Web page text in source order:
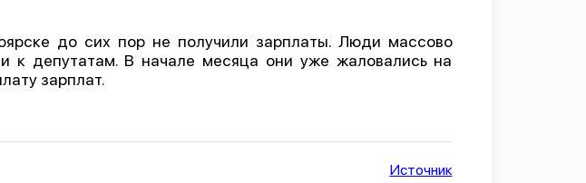
до сих пор не получили зарплаты. Люди массово
к депутатам. В начале месяца они уже жаловались на
зарплат.
Источник